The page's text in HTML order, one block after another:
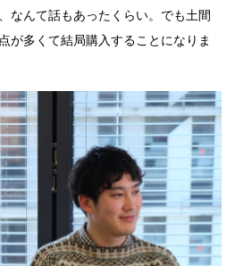
なんて話もあったくらい。でも土間
が多くて結局購入することになりま